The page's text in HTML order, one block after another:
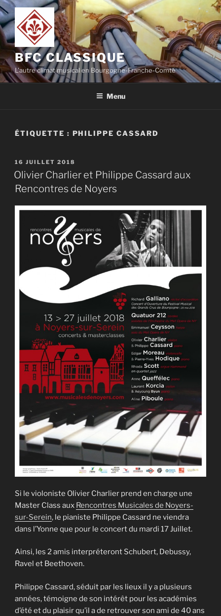
Aller
au
contenu
principal
BFC CLASSIQUE
L'autre climat musical en Bourgogne-Franche-Comté
Menu
ÉTIQUETTE : PHILIPPE CASSARD
PUBLIÉ
LE
16 JUILLET 2018
Olivier Charlier et Philippe Cassard aux
Rencontres de Noyers
Si le violoniste Olivier Charlier prend en charge une
Master Class aux Rencontres Musicales de Noyers-
sur-Serein, le pianiste Philippe Cassard ne viendra
dans l’Yonne que pour le concert du mardi 17 Juillet.
Ainsi, les 2 amis interpréteront Schubert, Debussy,
Ravel et Beethoven.
Philippe Cassard, séduit par les lieux il y a plusieurs
années, témoigne de son intérêt pour les académies
d’été et du plaisir qu’il a de retrouver son ami de 40 ans